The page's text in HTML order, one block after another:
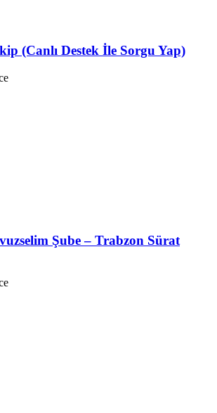
(Canlı Destek İle Sorgu Yap)
Şube – Trabzon Sürat